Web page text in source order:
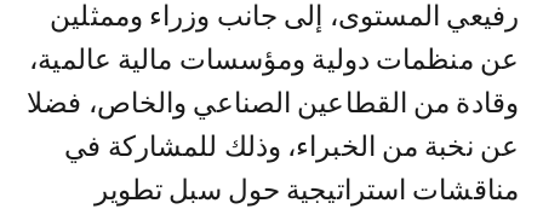
رفيعي المستوى، إلى جانب وزراء وممثلين
عن منظمات دولية ومؤسسات مالية عالمية،
وقادة من القطاعين الصناعي والخاص، فضلا
عن نخبة من الخبراء، وذلك للمشاركة في
مناقشات استراتيجية حول سبل تطوير